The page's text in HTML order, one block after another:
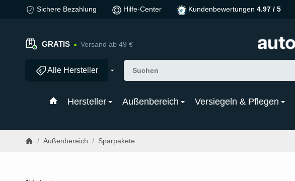
Sichere Bezahlung Hilfe-Center Kundenbewertungen 4.97 / 5
GRATIS Versand ab 49 €
Alle Hersteller
Hersteller Außenbereich Versiegeln & Pflegen
/ Außenbereich / Sparpakete